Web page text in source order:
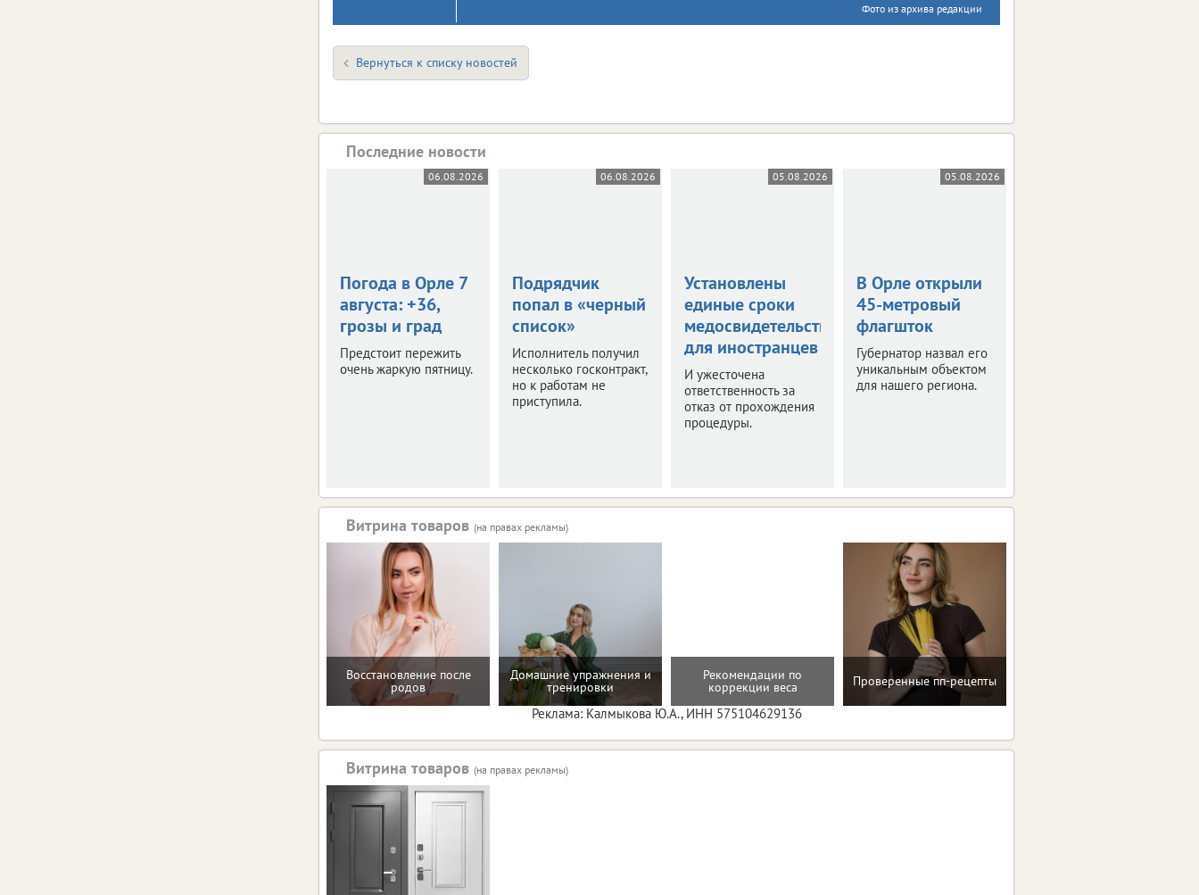
Фото из архива редакции
Вернуться к списку новостей
Последние новости
06.08.2026
Погода в Орле 7
августа: +36,
грозы и град
Предстоит пережить
очень жаркую пятницу.
06.08.2026
Подрядчик
попал в «черный
список»
Исполнитель получил
несколько госконтракт,
но к работам не
приступила.
05.08.2026
Установлены
единые сроки
медосвидетельствования
для иностранцев
И ужесточена
ответственность за
отказ от прохождения
процедуры.
05.08.2026
В Орле открыли
45-метровый
флагшток
Губернатор назвал его
уникальным объектом
для нашего региона.
Витрина товаров (на правах рекламы)
Восстановление после
родов
Домашние упражнения и
тренировки
Рекомендации по
коррекции веса Проверенные пп-рецепты
Реклама: Калмыкова Ю.А., ИНН 575104629136
Витрина товаров (на правах рекламы)